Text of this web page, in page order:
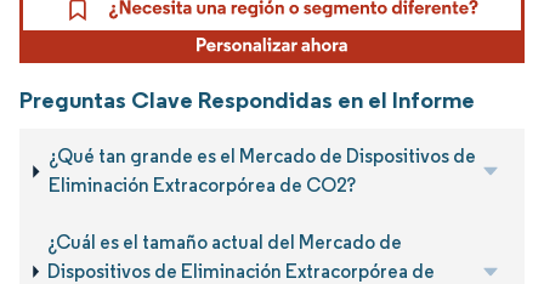
Preguntas Clave Respondidas en el Informe
¿Qué tan grande es el Mercado de Dispositivos de
Eliminación Extracorpórea de CO2?
¿Cuál es el tamaño actual del Mercado de
Dispositivos de Eliminación Extracorpórea de